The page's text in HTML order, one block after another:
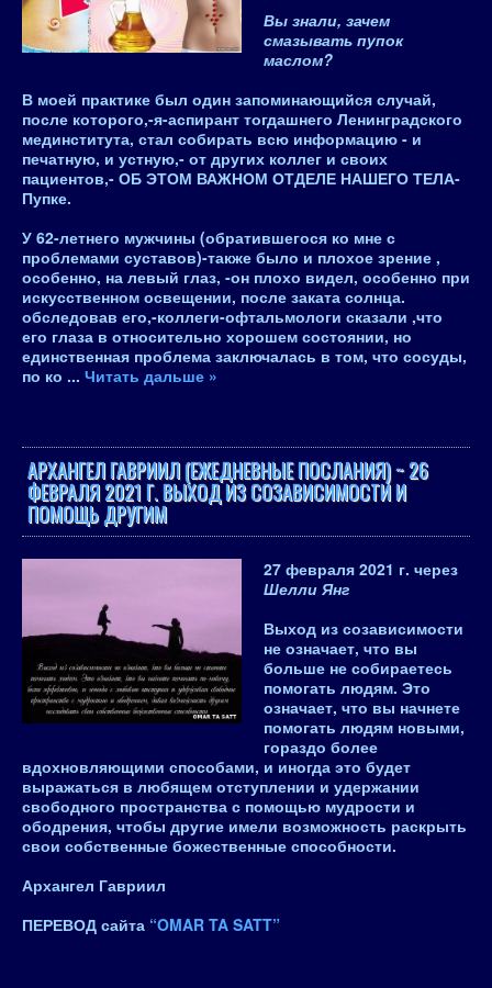
Вы знали, зачем
смазывать пупок
маслом?
В моей практике был один запоминающийся случай,
после которого,-я-аспирант тогдашнего Ленинградского
мединститута, стал собирать всю информацию - и
печатную, и устную,- от других коллег и своих
пациентов,- ОБ ЭТОМ ВАЖНОМ ОТДЕЛЕ НАШЕГО ТЕЛА-
Пупке.
У 62-летнего мужчины (обратившегося ко мне с
проблемами суставов)-также было и плохое зрение ,
особенно, на левый глаз, -он плохо видел, особенно при
искусственном освещении, после заката солнца.
обследовав его,-коллеги-офтальмологи сказали ,что
его глаза в относительно хорошем состоянии, но
единственная проблема заключалась в том, что сосуды,
по ко ... Читать дальше »
АРХАНГЕЛ ГАВРИИЛ (ЕЖЕДНЕВНЫЕ ПОСЛАНИЯ) ~ 26
ФЕВРАЛЯ 2021 Г. ВЫХОД ИЗ СОЗАВИСИМОСТИ И
ПОМОЩЬ ДРУГИМ
27 февраля 2021 г. через
Шелли Янг
Выход из созависимости
не означает, что вы
больше не собираетесь
помогать людям. Это
означает, что вы начнете
помогать людям новыми,
гораздо более
вдохновляющими способами, и иногда это будет
выражаться в любящем отступлении и удержании
свободного пространства с помощью мудрости и
ободрения, чтобы другие имели возможность раскрыть
свои собственные божественные способности.
Архангел Гавриил
ПЕРЕВОД сайта “OMAR TA SATT”